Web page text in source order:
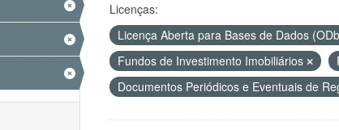
Licenças:
Licença Aberta para Bases de Dados
Fundos de Investimento Imobiliários
Documentos Periódicos e Eventuais de